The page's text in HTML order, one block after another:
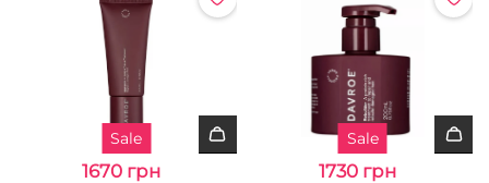
Sale
1670 грн
Sale
1730 грн